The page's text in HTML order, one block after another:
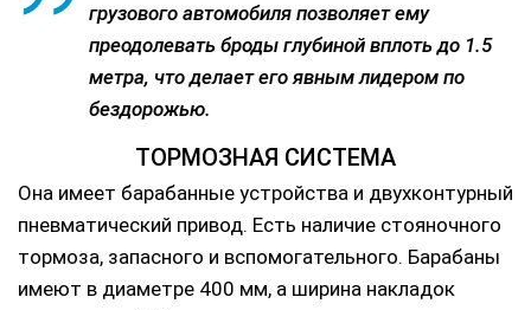
грузового автомобиля позволяет ему
преодолевать броды глубиной вплоть до 1.5
метра, что делает его явным лидером по
бездорожью.
ТОРМОЗНАЯ СИСТЕМА
Она имеет барабанные устройства и двухконтурный
пневматический привод. Есть наличие стояночного
тормоза, запасного и вспомогательного. Барабаны
имеют в диаметре 400 мм, а ширина накладок